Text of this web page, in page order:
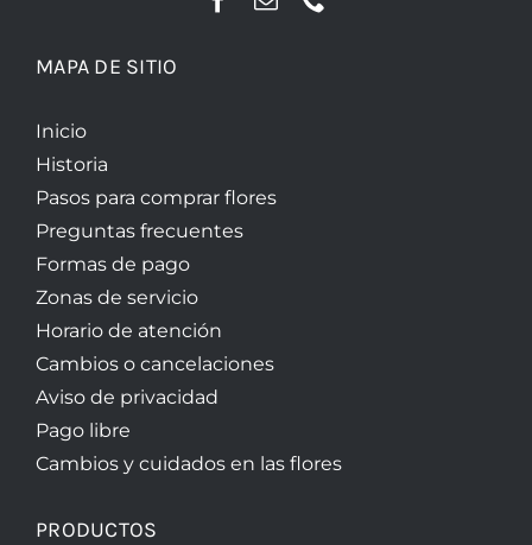
MAPA DE SITIO
Inicio
Historia
Pasos para comprar flores
Preguntas frecuentes
Formas de pago
Zonas de servicio
Horario de atención
Cambios o cancelaciones
Aviso de privacidad
Pago libre
Cambios y cuidados en las flores
PRODUCTOS